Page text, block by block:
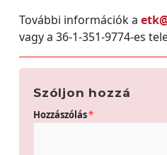
További információk a
vagy a 36-1-351-9774-es
Szóljon hozzá
Hozzászólás*